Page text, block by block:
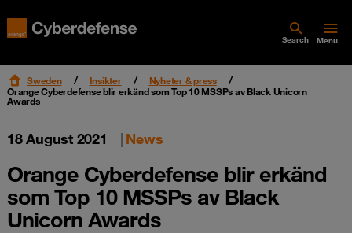
Search Menu
Sweden Insikter
Nyheter & press
Orange Cyberdefense blir erkänd som Top 10 MSSPs av Black Unicorn
Awards
18 August 2021 | News
Orange Cyberdefense blir erkänd
som Top 10 MSSPs av Black
Unicorn Awards